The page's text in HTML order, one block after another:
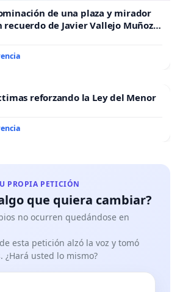
de una plaza y mirador
recuerdo de Javier Vallejo Muñoz
reforzando la Ley del Menor
PROPIA PETICIÓN
que quiera cambiar?
no ocurren quedándose en
esta petición alzó la voz y tomó
¿Hará usted lo mismo?